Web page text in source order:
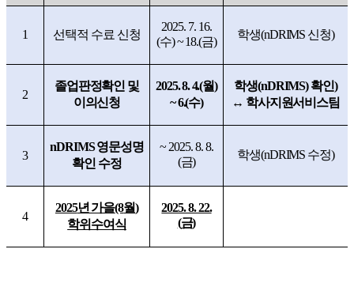
1 선택적 수료 신청
2025. 7. 16.
(수) ~ 18.(금)
학생(nDRIMS 신청)
2
졸업판정확인 및
이의신청
2025. 8. 4.(월)
~ 6.(수)
학생(nDRIMS)확인)
↔ 학사지원서비스팀
3
nDRIMS영문성명
확인 수정
~ 2025. 8. 8.
(금)
학생(nDRIMS 수정)
4
2025년 가을(8월)
학위수여식
2025. 8. 22.
(금)